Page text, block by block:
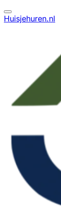
Huisjehuren.nl